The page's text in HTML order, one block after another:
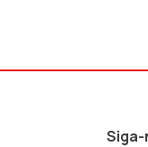
Siga-